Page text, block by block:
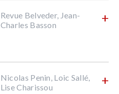
Revue Belveder, Jean-
Charles Basson
+
Nicolas Penin, Loic Sallé,
Lise Charissou
+